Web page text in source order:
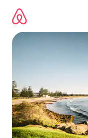
direct
naar
inhoud